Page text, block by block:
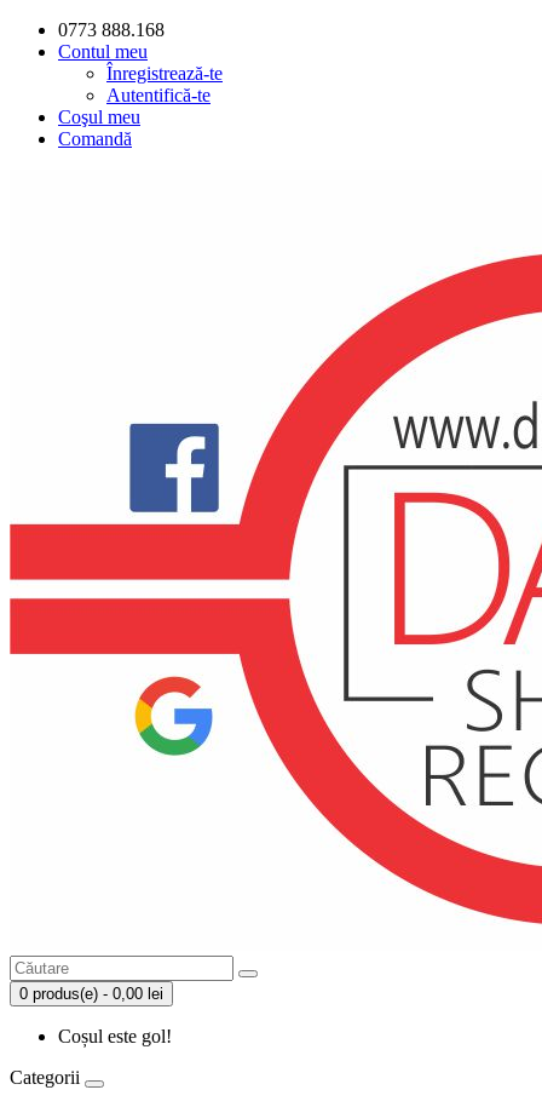
0773 888.168
Contul meu
Înregistrează-te
Autentifică-te
Coşul meu
Comandă
0 produs(e) - 0,00 lei
Coșul este gol!
Categorii